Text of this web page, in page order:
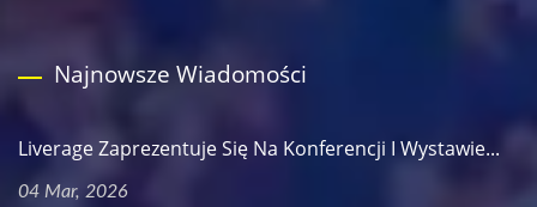
Najnowsze Wiadomości
Liverage Zaprezentuje Się Na Konferencji I Wystawie...
04 Mar, 2026